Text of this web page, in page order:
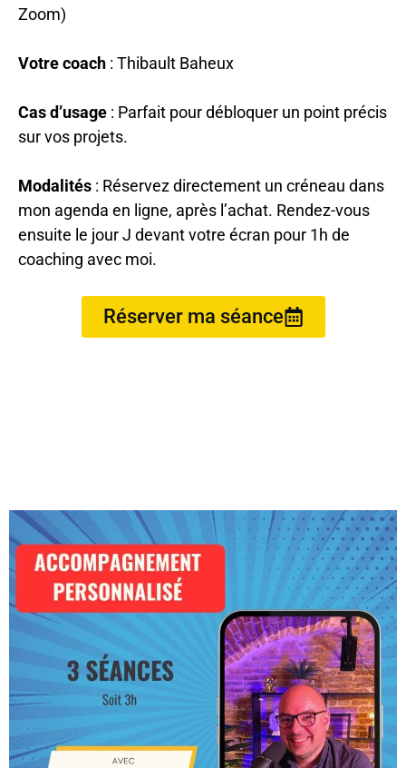
Zoom)
Votre coach : Thibault Baheux
Cas d’usage : Parfait pour débloquer un point précis
sur vos projets.
Modalités : Réservez directement un créneau dans
mon agenda en ligne, après l’achat. Rendez-vous
ensuite le jour J devant votre écran pour 1h de
coaching avec moi.
Réserver ma séance